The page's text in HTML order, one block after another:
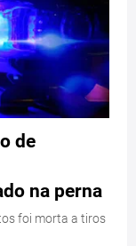
de
na perna
foi morta a tiros